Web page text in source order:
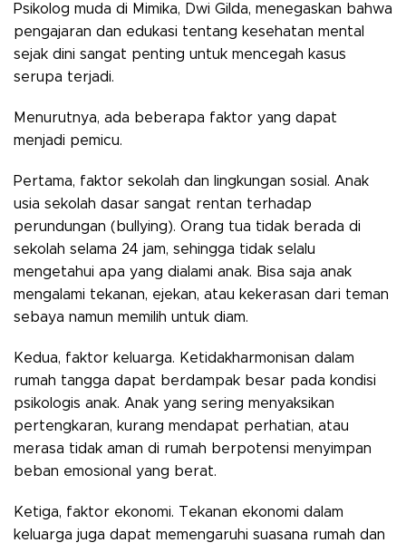
Psikolog muda di Mimika, Dwi Gilda, menegaskan bahwa
pengajaran dan edukasi tentang kesehatan mental
sejak dini sangat penting untuk mencegah kasus
serupa terjadi.
Menurutnya, ada beberapa faktor yang dapat
menjadi pemicu.
Pertama, faktor sekolah dan lingkungan sosial. Anak
usia sekolah dasar sangat rentan terhadap
perundungan (bullying). Orang tua tidak berada di
sekolah selama 24 jam, sehingga tidak selalu
mengetahui apa yang dialami anak. Bisa saja anak
mengalami tekanan, ejekan, atau kekerasan dari teman
sebaya namun memilih untuk diam.
Kedua, faktor keluarga. Ketidakharmonisan dalam
rumah tangga dapat berdampak besar pada kondisi
psikologis anak. Anak yang sering menyaksikan
pertengkaran, kurang mendapat perhatian, atau
merasa tidak aman di rumah berpotensi menyimpan
beban emosional yang berat.
Ketiga, faktor ekonomi. Tekanan ekonomi dalam
keluarga juga dapat memengaruhi suasana rumah dan